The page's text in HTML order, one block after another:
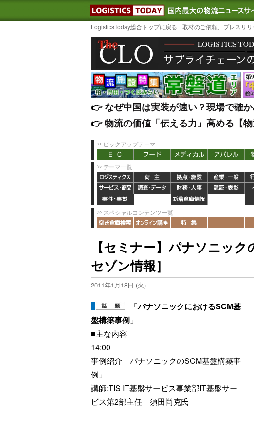
LOGISTICS TODAY｜国
LogisticsToday総合トップに戻る 取材のご依頼、プレスリ
👉️なぜ中国は実装が速い？現場で確
👉️物流の価値「伝える力」高める【
ピックアップテーマ
テーマ一覧
スペシャルコンテンツ一覧
【セミナー】パナソニック
セゾン情報］
2011年1月18日 (火)
「パナソニックにおけるSCM基
盤構築事例 」
■主な内容
14:00
事例紹介「パナソニックのSCM基盤構築事
例」
講師:TIS IT基盤サービス事業部IT基盤サー
ビス第2部主任 須田尚克氏